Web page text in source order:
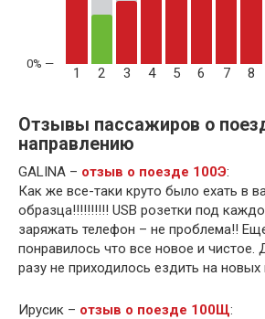
1 2 3 4 5 6 7 8
Отзывы пассажиров о
направлению
GALINA – отзыв о поезде 100Э:
Как же все-таки круто было ехать в
образца!!!!!!!!!! USB розетки под
заряжать телефон – не проблема!!
понравилось что все новое и чистое.
разу не приходилось ездить на новых
Ирусик – отзыв о поезде 100Щ: